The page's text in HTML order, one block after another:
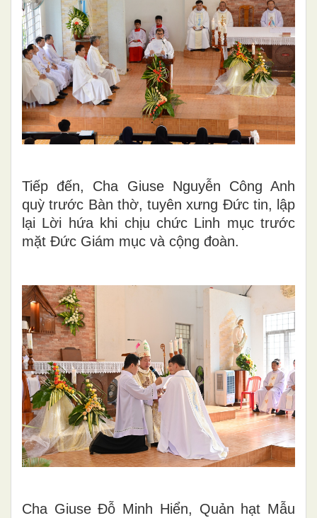
Tiếp đến, Cha Giuse Nguyễn Công Anh
quỳ trước Bàn thờ, tuyên xưng Đức tin, lập
lại Lời hứa khi chịu chức Linh mục trước
mặt Đức Giám mục và cộng đoàn.
Cha Giuse Đỗ Minh Hiển, Quản hạt Mẫu